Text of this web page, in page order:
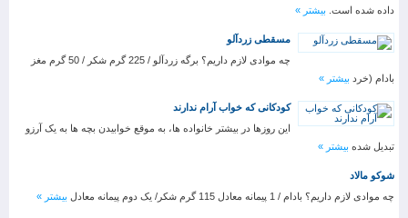
داده شده است. بیشتر »
مسقطی زردآلو
چه موادی لازم داریم؟ برگه زردآلو / 225 گرم شکر / 50 گرم مغز
بادام (خرد بیشتر »
کودکانی که خواب آرام ندارند
این روزها در بیشتر خانواده ها، به موقع خوابیدن بچه ها به یک آرزو
تبدیل شده بیشتر »
شوکو مالاد
چه موادی لازم داریم؟ بادام / 1 پیمانه معادل 115 گرم شکر/ یک دوم پیمانه معادل
بیشتر »